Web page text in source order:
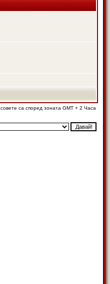
са според зоната GMT + 2 Часа